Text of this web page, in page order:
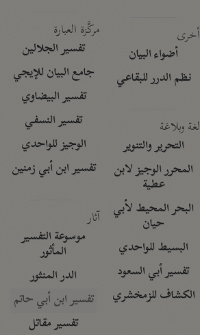
أخرى
أضواء البيان
نظم الدرر للبقاعي
لغة وبلاغة
التحرير والتنوير
المحرر الوجيز لابن
عطية
البحر المحيط لأبي
حيان
البسيط للواحدي
تفسير أبي السعود
الكشاف للزمخشري
مركَّزة العبارة
تفسير الجلالين
جامع البيان للإيجي
تفسير البيضاوي
تفسير النسفي
الوجيز للواحدي
تفسير ابن أبي زمنين
آثار
موسوعة التفسير
المأثور
الدر المنثور
تفسير ابن أبي حاتم
تفسير مقاتل